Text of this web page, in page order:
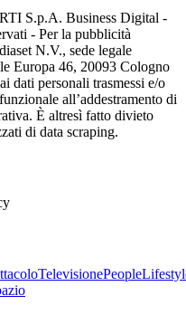
RTI S.p.A. Business Digital -
- Per la pubblicità
N.V., sede legale
Europa 46, 20093 Cologno
dati personali trasmessi e/o
all’addestramento di
È altresì fatto divieto
di data scraping.
TelevisionePeople